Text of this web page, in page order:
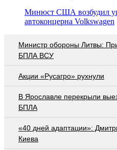
Минюст США возбудил
автоконцерна Volkswagen
Министр обороны Литвы:
БПЛА ВСУ
Акции «Русагро» рухнули
В Ярославле перекрыли
БПЛА
«40 дней адаптации»:
Киева